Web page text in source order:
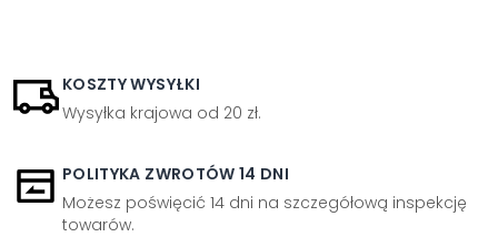
KOSZTY WYSYŁKI
Wysyłka krajowa od 20 zł.
POLITYKA ZWROTÓW 14 DNI
Możesz poświęcić 14 dni na szczegółową inspekcję
towarów.